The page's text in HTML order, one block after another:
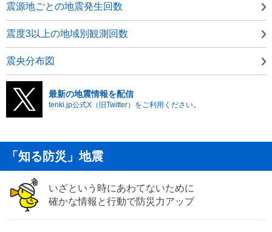
震源地ごとの地震発生回数
震度3以上の地域別観測回数
震央分布図
最新の地震情報を配信
tenki.jp公式X（旧Twitter）をご利用ください。
「知る防災」地震
いざという時にあわてないために
確かな情報と行動で防災力アップ